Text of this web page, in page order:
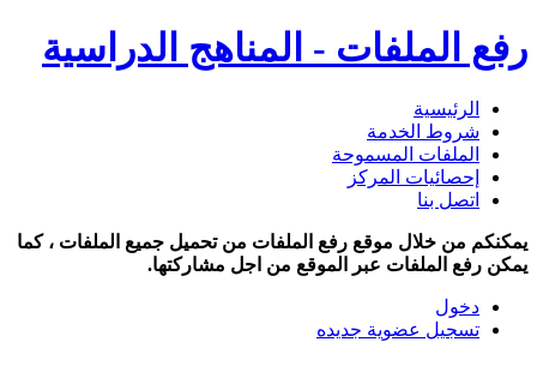
رفع الملفات - المناهج الدراسية
الرئيسية
شروط الخدمة
الملفات المسموحة
إحصائيات المركز
اتصل بنا
يمكنكم من خلال موقع رفع الملفات من تحميل جميع الملفات ، كما
يمكن رفع الملفات عبر الموقع من اجل مشاركتها.
دخول
تسجيل عضوية جديده